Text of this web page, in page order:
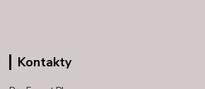
Kontakty